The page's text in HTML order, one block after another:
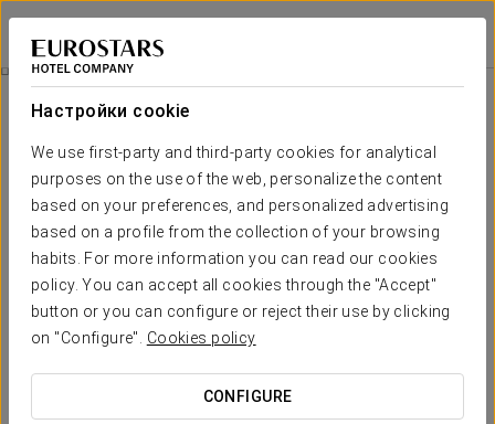
Настройки cookie
We use first-party and third-party cookies for analytical
purposes on the use of the web, personalize the content
based on your preferences, and personalized advertising
based on a profile from the collection of your browsing
habits. For more information you can read our cookies
policy. You can accept all cookies through the "Accept"
button or you can configure or reject their use by clicking
on "Configure". Cookies policy
CONFIGURE
Apartamentos Suite The Way
ЛЕОН - АСТОРГА
Специальные Предложения
Специальные Предложения
Посещение спа-центра Vía de la
Plata
От 12 евро